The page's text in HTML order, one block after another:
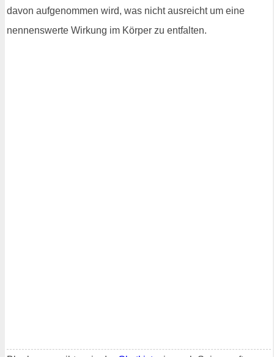
davon aufgenommen wird, was nicht ausreicht um eine
nennenswerte Wirkung im Körper zu entfalten.